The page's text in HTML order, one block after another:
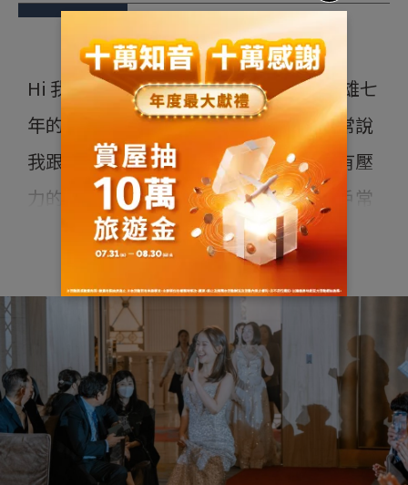
Hi 我是洪梓芸（紅色紫色的芸），進遠雄七
年的時間，是琢蘊的行銷處長，客戶很常說
我跟一般的代銷不一樣，我讓客戶在沒有壓
力的氛圍中了解產品進而喜歡建案，客戶常
說我很細心且有耐心，為他們分析及解決問
題，我會努力保有初心把每一組客戶當作第
一組在介紹，我很喜歡這份工作希望有榮幸
能為您服務
繼續閱讀